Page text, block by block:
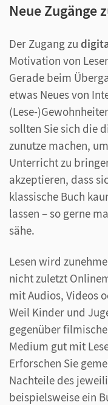
Neue Zugänge
Der Zugang zu
Motivation von
Gerade beim
etwas Neues von
(Lese-
sollten Sie sich die
zunutze machen,
Unterricht zu
akzeptieren, dass
klassische Buch
lassen – so gerne
sähe.
Lesen wird
nicht zuletzt
mit Audios, Videos
Weil Kinder und
gegenüber
Medium gut mit
Erforschen Sie
Nachteile des
beispielsweise ein